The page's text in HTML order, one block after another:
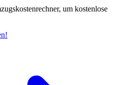
um kostenlose